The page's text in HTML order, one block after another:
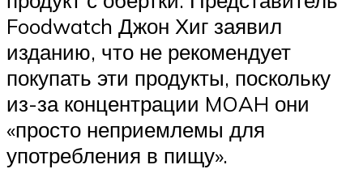
Foodwatch Джон Хиг заявил
изданию, что не рекомендует
покупать эти продукты, поскольку
из-за концентрации MOAH они
«просто неприемлемы для
употребления в пищу».